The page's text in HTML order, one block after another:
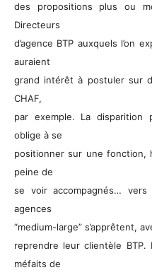
des propositions plus ou
Directeurs
d’agence BTP auxquels l’on
auraient
grand intérêt à postuler sur
CHAF,
par exemple. La disparition
oblige à se
positionner sur une fonction,
peine de
se voir accompagnés… vers
agences
“medium-large” s’apprêtent,
reprendre leur clientèle
méfaits de